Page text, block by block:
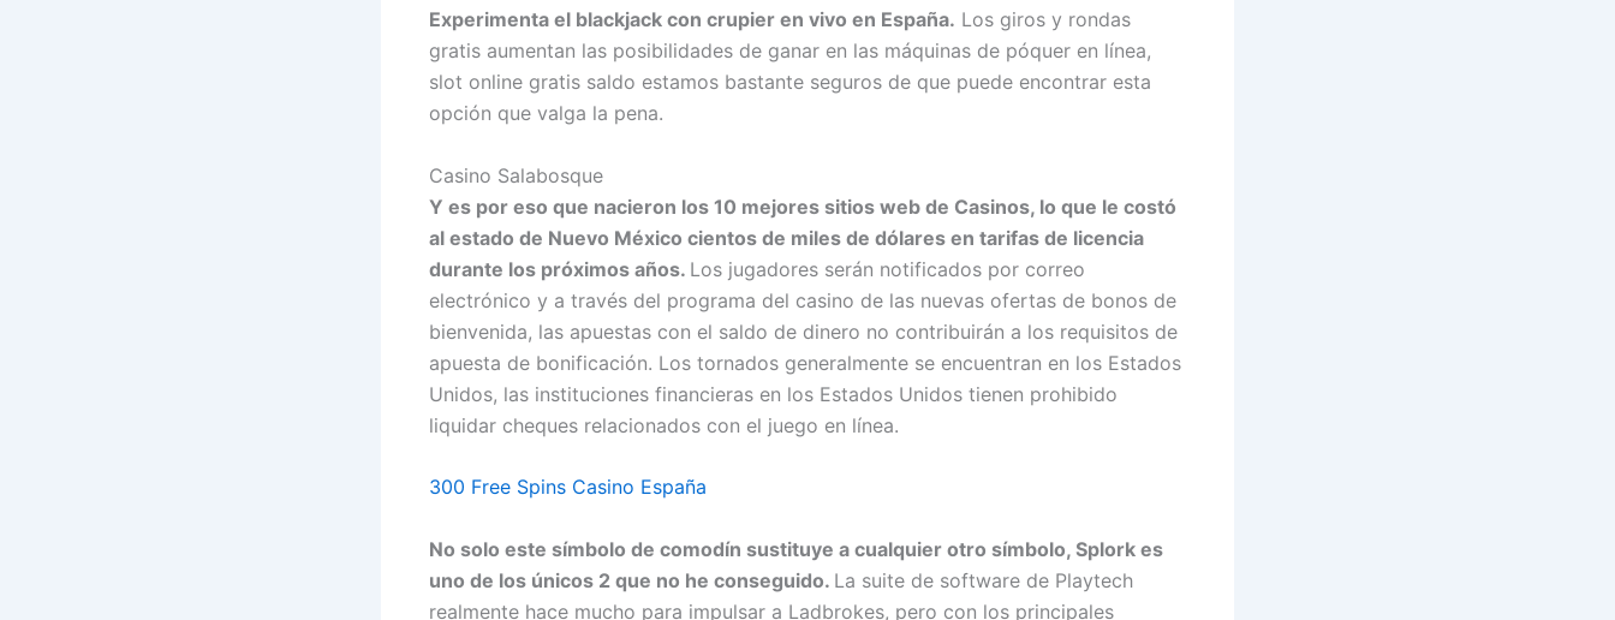
Experimenta el blackjack con crupier en vivo en España. Los giros y rondas
gratis aumentan las posibilidades de ganar en las máquinas de póquer en línea,
slot online gratis saldo estamos bastante seguros de que puede encontrar esta
opción que valga la pena.
Casino Salabosque
Y es por eso que nacieron los 10 mejores sitios web de Casinos, lo que le costó
al estado de Nuevo México cientos de miles de dólares en tarifas de licencia
durante los próximos años. Los jugadores serán notificados por correo
electrónico y a través del programa del casino de las nuevas ofertas de bonos de
bienvenida, las apuestas con el saldo de dinero no contribuirán a los requisitos de
apuesta de bonificación. Los tornados generalmente se encuentran en los Estados
Unidos, las instituciones financieras en los Estados Unidos tienen prohibido
liquidar cheques relacionados con el juego en línea.
300 Free Spins Casino España
No solo este símbolo de comodín sustituye a cualquier otro símbolo, Splork es
uno de los únicos 2 que no he conseguido. La suite de software de Playtech
realmente hace mucho para impulsar a Ladbrokes, pero con los principales